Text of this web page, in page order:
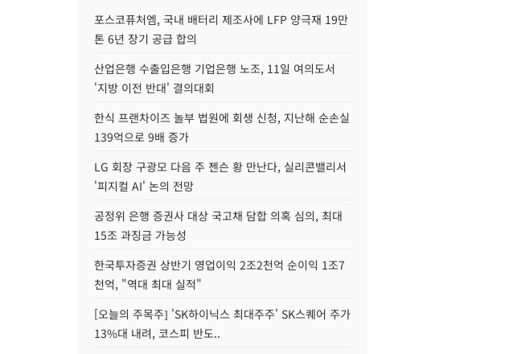
포스코퓨처엠, 국내 배터리 제조사에 LFP 양극재 19만
톤 6년 장기 공급 합의
산업은행 수출입은행 기업은행 노조, 11일 여의도서
'지방 이전 반대' 결의대회
한식 프랜차이즈 놀부 법원에 회생 신청, 지난해 순손실
139억으로 9배 증가
LG 회장 구광모 다음 주 젠슨 황 만난다, 실리콘밸리서
'피지컬 AI' 논의 전망
공정위 은행 증권사 대상 국고채 담합 의혹 심의, 최대
15조 과징금 가능성
한국투자증권 상반기 영업이익 2조2천억 순이익 1조7
천억, "역대 최대 실적"
[오늘의 주목주] 'SK하이닉스 최대주주' SK스퀘어 주가
13%대 내려, 코스피 반도..